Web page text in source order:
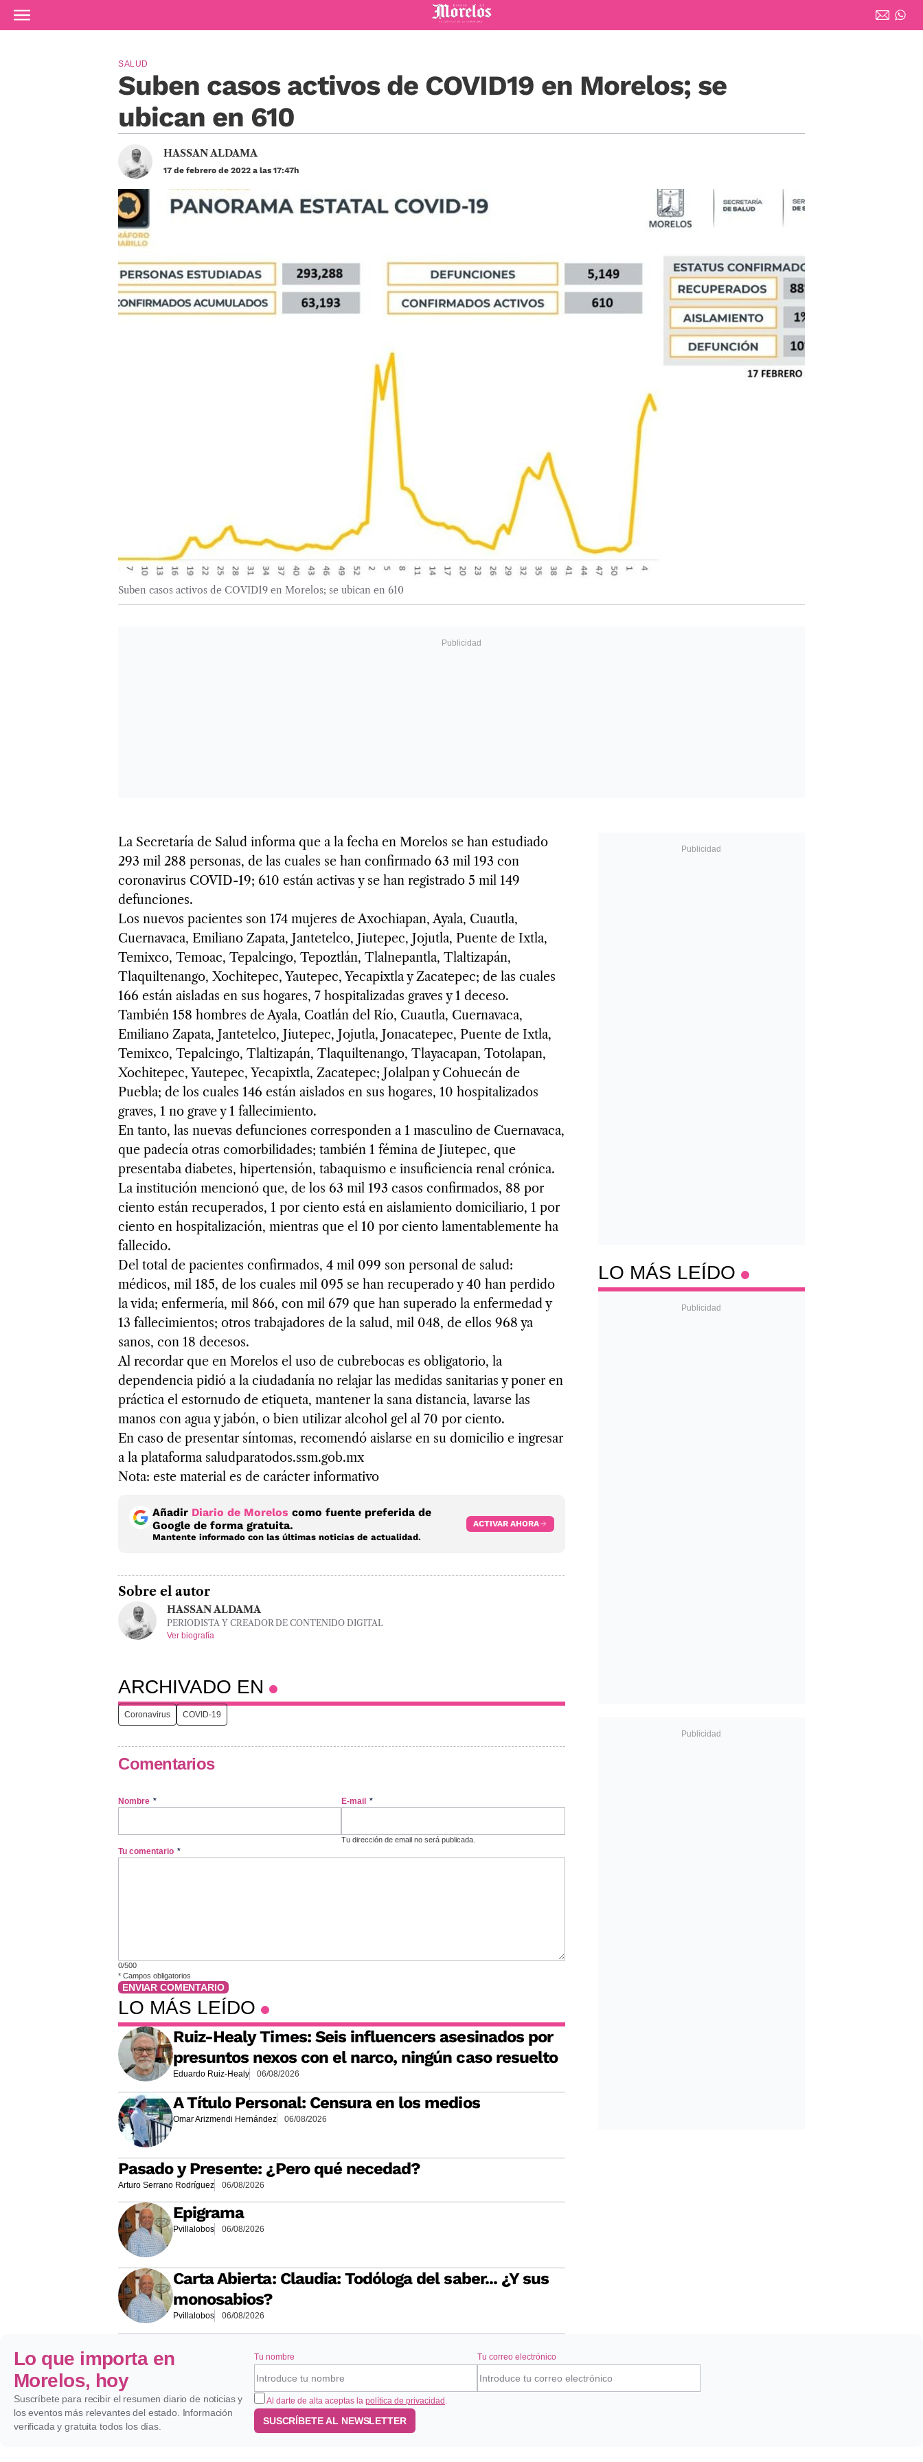
Ir al contenido principal
Diario de Morelos
Suben casos activos de COVID19 en Morelos; se
ubican en 610
SALUD
HASSAN ALDAMA
17 de febrero de 2022 a las 17:47h
Suben casos activos de COVID19 en Morelos; se ubican en 610
La Secretaría de Salud informa que a la fecha en Morelos se han estudiado
293 mil 288 personas, de las cuales se han confirmado 63 mil 193 con
coronavirus COVID-19; 610 están activas y se han registrado 5 mil 149
defunciones.
Los nuevos pacientes son 174 mujeres de Axochiapan, Ayala, Cuautla,
Cuernavaca, Emiliano Zapata, Jantetelco, Jiutepec, Jojutla, Puente de Ixtla,
Temixco, Temoac, Tepalcingo, Tepoztlán, Tlalnepantla, Tlaltizapán,
Tlaquiltenango, Xochitepec, Yautepec, Yecapixtla y Zacatepec; de las cuales
166 están aisladas en sus hogares, 7 hospitalizadas graves y 1 deceso.
También 158 hombres de Ayala, Coatlán del Río, Cuautla, Cuernavaca,
Emiliano Zapata, Jantetelco, Jiutepec, Jojutla, Jonacatepec, Puente de Ixtla,
Temixco, Tepalcingo, Tlaltizapán, Tlaquiltenango, Tlayacapan, Totolapan,
Xochitepec, Yautepec, Yecapixtla, Zacatepec; Jolalpan y Cohuecán de
Puebla; de los cuales 146 están aislados en sus hogares, 10 hospitalizados
graves, 1 no grave y 1 fallecimiento.
En tanto, las nuevas defunciones corresponden a 1 masculino de Cuernavaca,
que padecía otras comorbilidades; también 1 fémina de Jiutepec, que
presentaba diabetes, hipertensión, tabaquismo e insuficiencia renal crónica.
La institución mencionó que, de los 63 mil 193 casos confirmados, 88 por
ciento están recuperados, 1 por ciento está en aislamiento domiciliario, 1 por
ciento en hospitalización, mientras que el 10 por ciento lamentablemente ha
fallecido.
Del total de pacientes confirmados, 4 mil 099 son personal de salud:
médicos, mil 185, de los cuales mil 095 se han recuperado y 40 han perdido
la vida; enfermería, mil 866, con mil 679 que han superado la enfermedad y
13 fallecimientos; otros trabajadores de la salud, mil 048, de ellos 968 ya
sanos, con 18 decesos.
Al recordar que en Morelos el uso de cubrebocas es obligatorio, la
dependencia pidió a la ciudadanía no relajar las medidas sanitarias y poner en
práctica el estornudo de etiqueta, mantener la sana distancia, lavarse las
manos con agua y jabón, o bien utilizar alcohol gel al 70 por ciento.
En caso de presentar síntomas, recomendó aislarse en su domicilio e ingresar
a la plataforma saludparatodos.ssm.gob.mx
Nota: este material es de carácter informativo
Añadir Diario de Morelos como fuente preferida de
Google de forma gratuita.
Mantente informado con las últimas noticias de actualidad.
ACTIVAR AHORA
Sobre el autor
HASSAN ALDAMA
PERIODISTA Y CREADOR DE CONTENIDO DIGITAL
Ver biografía
ARCHIVADO EN
Coronavirus COVID-19
Comentarios
Nombre * E-mail *
Tu dirección de email no será publicada.
Tu comentario *
0/500
* Campos obligatorios
ENVIAR COMENTARIO
LO MÁS LEÍDO
Ruiz-Healy Times: Seis influencers asesinados por
presuntos nexos con el narco, ningún caso resuelto
Eduardo Ruiz-Healy 06/08/2026
A Título Personal: Censura en los medios
Omar Arizmendi Hernández 06/08/2026
Pasado y Presente: ¿Pero qué necedad?
Arturo Serrano Rodríguez 06/08/2026
Epigrama
Pvillalobos 06/08/2026
Carta Abierta: Claudia: Todóloga del saber... ¿Y sus
monosabios?
Pvillalobos 06/08/2026
LO MÁS LEÍDO
Lo que importa en
Morelos, hoy
Suscríbete para recibir el resumen diario de noticias y
los eventos más relevantes del estado. Información
verificada y gratuita todos los días.
Tu nombre Tu correo electrónico
Al darte de alta aceptas la política de privacidad .
SUSCRÍBETE AL NEWSLETTER